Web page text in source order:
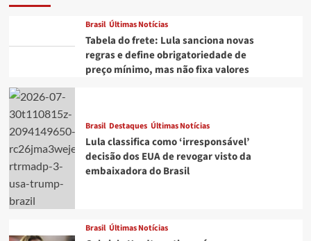
Brasil Últimas Notícias
Tabela do frete: Lula sanciona novas
regras e define obrigatoriedade de
preço mínimo, mas não fixa valores
Brasil Destaques Últimas Notícias
Lula classifica como ‘irresponsável’
decisão dos EUA de revogar visto da
embaixadora do Brasil
Brasil Últimas Notícias